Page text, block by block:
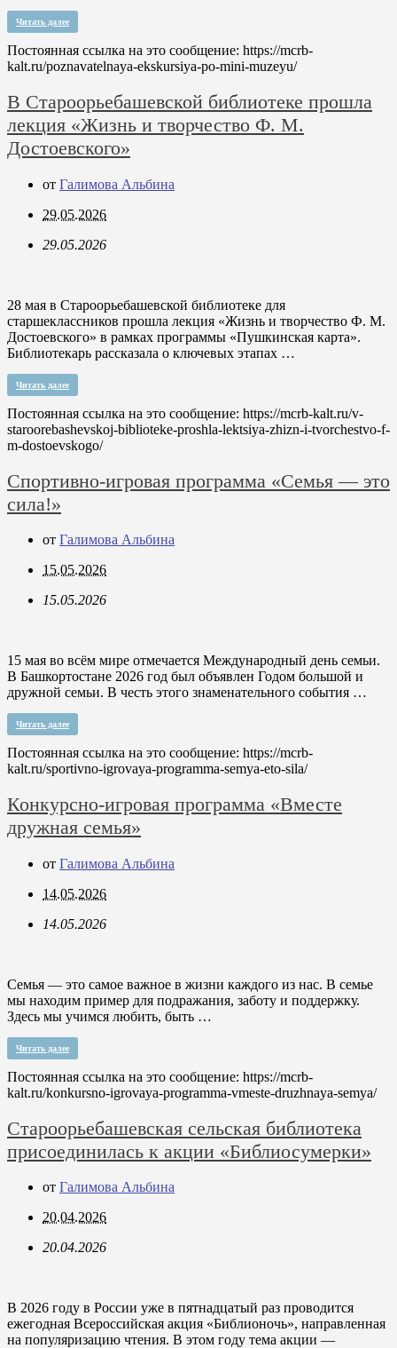
Читать далее
Постоянная ссылка на это сообщение: https://mcrb-
kalt.ru/poznavatelnaya-ekskursiya-po-mini-muzeyu/
В Староорьебашевской библиотеке прошла
лекция «Жизнь и творчество Ф. М.
Достоевского»
от Галимова Альбина
29.05.2026
29.05.2026
28 мая в Староорьебашевской библиотеке для
старшеклассников прошла лекция «Жизнь и творчество Ф. М.
Достоевского» в рамках программы «Пушкинская карта».
Библиотекарь рассказала о ключевых этапах …
Читать далее
Постоянная ссылка на это сообщение: https://mcrb-kalt.ru/v-
staroorebashevskoj-biblioteke-proshla-lektsiya-zhizn-i-tvorchestvo-f-
m-dostoevskogo/
Спортивно-игровая программа «Семья — это
сила!»
от Галимова Альбина
15.05.2026
15.05.2026
15 мая во всём мире отмечается Международный день семьи.
В Башкортостане 2026 год был объявлен Годом большой и
дружной семьи. В честь этого знаменательного события …
Читать далее
Постоянная ссылка на это сообщение: https://mcrb-
kalt.ru/sportivno-igrovaya-programma-semya-eto-sila/
Конкурсно-игровая программа «Вместе
дружная семья»
от Галимова Альбина
14.05.2026
14.05.2026
Семья — это самое важное в жизни каждого из нас. В семье
мы находим пример для подражания, заботу и поддержку.
Здесь мы учимся любить, быть …
Читать далее
Постоянная ссылка на это сообщение: https://mcrb-
kalt.ru/konkursno-igrovaya-programma-vmeste-druzhnaya-semya/
Староорьебашевская сельская библиотека
присоединилась к акции «Библиосумерки»
от Галимова Альбина
20.04.2026
20.04.2026
В 2026 году в России уже в пятнадцатый раз проводится
ежегодная Всероссийская акция «Библионочь», направленная
на популяризацию чтения. В этом году тема акции —